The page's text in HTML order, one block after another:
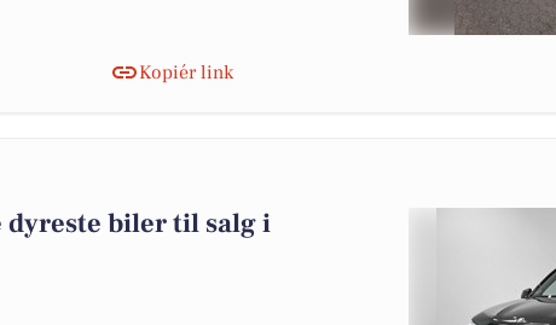
Kopiér link
dyreste biler til salg i